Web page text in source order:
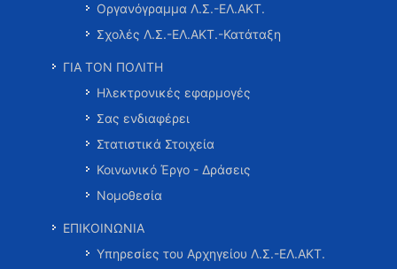
Οργανόγραμμα Λ.Σ.-ΕΛ.ΑΚΤ.
Σχολές Λ.Σ.-ΕΛ.ΑΚΤ.-Κατάταξη
ΓΙΑ ΤΟΝ ΠΟΛΙΤΗ
Ηλεκτρονικές εφαρμογές
Σας ενδιαφέρει
Στατιστικά Στοιχεία
Κοινωνικό Έργο - Δράσεις
Νομοθεσία
ΕΠΙΚΟΙΝΩΝΙΑ
Υπηρεσίες του Αρχηγείου Λ.Σ.-ΕΛ.ΑΚΤ.